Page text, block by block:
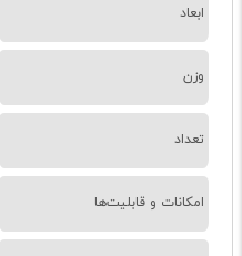
ابعاد
وزن
تعداد
امکانات و قابلیت‌ها